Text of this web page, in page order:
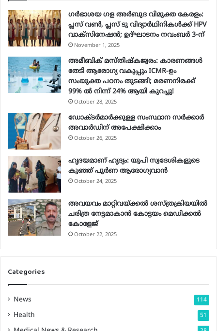
ഗർഭാശയ ഗള അർബുദ വിമുക്ത കേരളം:
പ്ലസ് വൺ, പ്ലസ് ടു വിദ്യാർഥിനികൾക്ക് HPV
വാക്‌സിനേഷൻ; ഉദ്ഘാടനം നവംബർ 3-ന്
November 1, 2025
അമീബിക് മസ്തിഷ്കജ്വരം: കാരണങ്ങൾ
തേടി ആരോഗ്യ വകുപ്പും ICMR-ഉം
സംയുക്ത പഠനം തുടങ്ങി; മരണനിരക്ക്
99% ൽ നിന്ന് 24% ആയി കുറച്ചു!
October 28, 2025
ഡോക്ടർമാർക്കുള്ള സംസ്ഥാന സർക്കാർ
അവാർഡിന് അപേക്ഷിക്കാം
October 26, 2025
ഹൃദയമാണ് ഹൃദ്യം: യുപി സ്വദേശികളുടെ
കുഞ്ഞ് പൂര്‍ണ ആരോഗ്യവാന്‍
October 24, 2025
അവയവം മാറ്റിവയ്ക്കല്‍ ശസ്ത്രക്രിയയില്‍
ചരിത്ര നേട്ടമാകാന്‍ കോട്ടയം മെഡിക്കല്‍
കോളേജ്
October 22, 2025
Categories
News 114
Health 51